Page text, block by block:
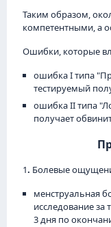
Таким образом,
компетентными, а
Ошибки, которые
ошибка I типа
тестируемый
ошибка II типа
получает
1. Болевые
менструальная
исследование
3 дня по